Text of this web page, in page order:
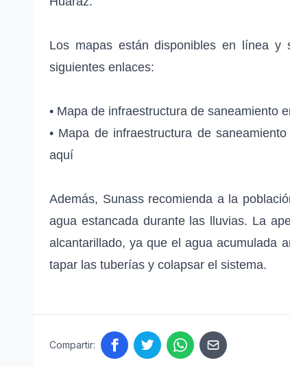
Los mapas están disponibles en línea y
siguientes enlaces:
• Mapa de infraestructura de saneamiento
• Mapa de infraestructura de
aquí
Además, Sunass recomienda a la
agua estancada durante las lluvias. La
alcantarillado, ya que el agua acumulada
tapar las tuberías y colapsar el sistema.
Compartir: